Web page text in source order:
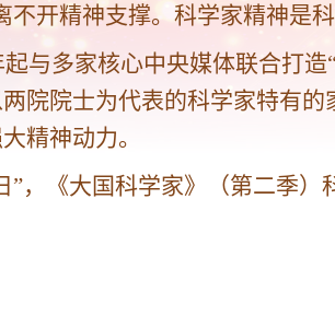
不开精神支撑。科学家精神是
与多家核心中央媒体联合打
院院士为代表的科学家特有
精神动力。
”，《大国科学家》（第二季